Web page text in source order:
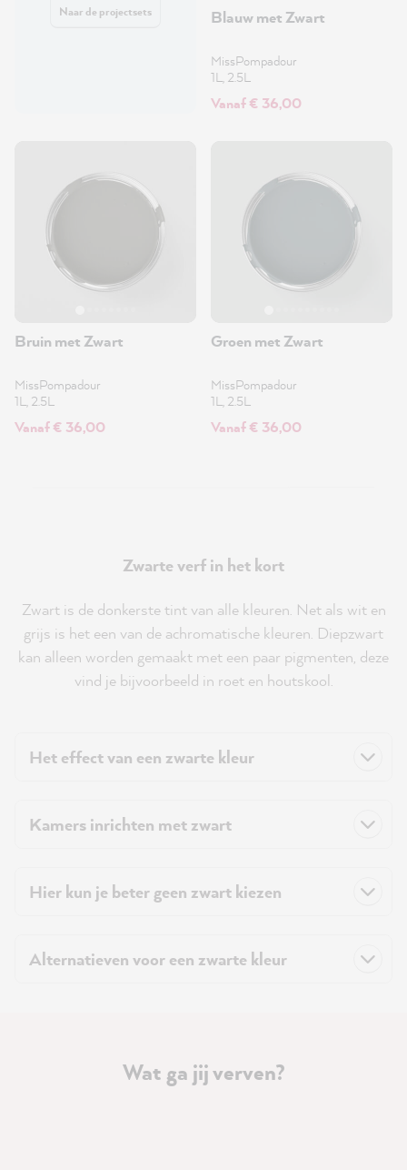
Naar de projectsets Blauw met Zwart
MissPompadour
1L, 2.5L
Vanaf € 36,00
Bruin met Zwart
MissPompadour
1L, 2.5L
Vanaf € 36,00
Groen met Zwart
MissPompadour
1L, 2.5L
Vanaf € 36,00
Zwarte verf in het kort
Zwart is de donkerste tint van alle kleuren. Net als wit en
grijs is het een van de achromatische kleuren. Diepzwart
kan alleen worden gemaakt met een paar pigmenten, deze
vind je bijvoorbeeld in roet en houtskool.
Het effect van een zwarte kleur
Kamers inrichten met zwart
Hier kun je beter geen zwart kiezen
Alternatieven voor een zwarte kleur
Wat ga jij verven?